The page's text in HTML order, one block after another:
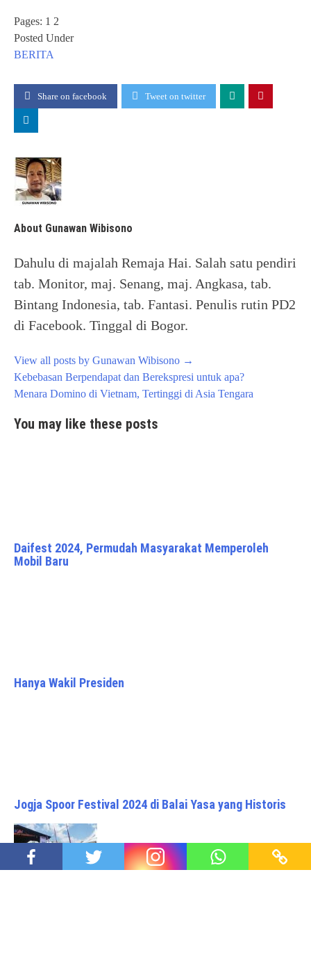
Pages: 1 2
Posted Under
BERITA
Share on facebook Tweet on twitter
About Gunawan Wibisono
Dahulu di majalah Remaja Hai. Salah satu pendiri
tab. Monitor, maj. Senang, maj. Angkasa, tab.
Bintang Indonesia, tab. Fantasi. Penulis rutin PD2
di Facebook. Tinggal di Bogor.
View all posts by Gunawan Wibisono →
Post
navigation
Kebebasan Berpendapat dan Berekspresi untuk apa?
Menara Domino di Vietnam, Tertinggi di Asia Tengara
You may like these posts
Daifest 2024, Permudah Masyarakat Memperoleh
Mobil Baru
Hanya Wakil Presiden
Jogja Spoor Festival 2024 di Balai Yasa yang Historis